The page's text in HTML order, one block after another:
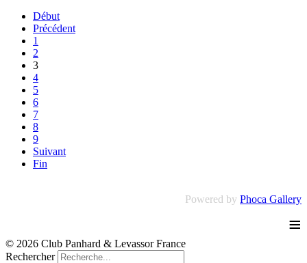
Début
Précédent
1
2
3
4
5
6
7
8
9
Suivant
Fin
Powered by Phoca Gallery
≡
© 2026 Club Panhard & Levassor France
Rechercher